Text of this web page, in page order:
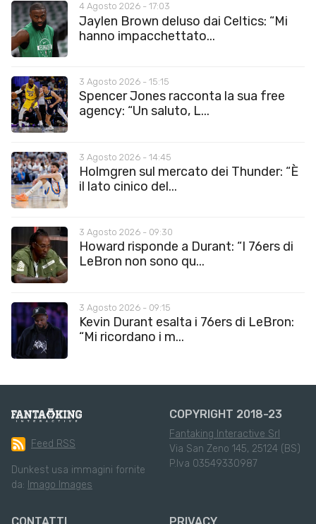
4 Agosto 2026 - 17:03
Jaylen Brown deluso dai Celtics: “Mi
hanno impacchettato...
3 Agosto 2026 - 15:15
Spencer Jones racconta la sua free
agency: “Un saluto, L...
3 Agosto 2026 - 14:45
Holmgren sul mercato dei Thunder: “È
il lato cinico del...
3 Agosto 2026 - 09:30
Howard risponde a Durant: “I 76ers di
LeBron non sono qu...
3 Agosto 2026 - 09:15
Kevin Durant esalta i 76ers di LeBron:
“Mi ricordano i m...
Feed RSS
Dunkest usa immagini fornite
da: Imago Images
COPYRIGHT 2018-23
Fantaking Interactive Srl
Via San Zeno 145, 25124 (BS)
P.Iva 03549330987